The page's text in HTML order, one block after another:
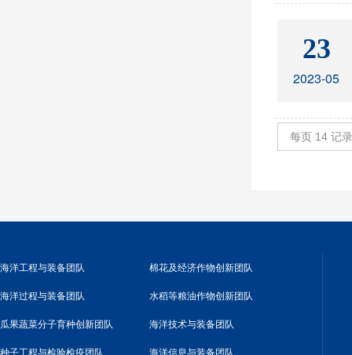
23
2023-05
每页 14 记
海洋工程与装备团队 棉花及经济作物创新团队
海洋过程与装备团队 水稻等粮油作物创新团队
瓜果蔬菜分子育种创新团队 海洋技术与装备团队
种子工程与检验检疫团队 海洋信息与装备团队